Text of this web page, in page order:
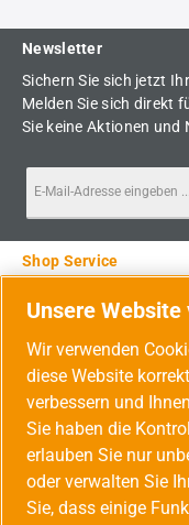
Newsletter
Sichern Sie sich jetzt
Melden Sie sich direkt
Sie keine Aktionen und
Service-Hotline
Shop Service
Rechtliche Hinweise
Unsere Vorteile
Versandarten
Zahlungsarten
Adresse
Unsere
Wir verwenden
diese Website
verbessern und
Sie haben die
erlauben Sie nur
oder verwalten Sie
Sie, dass einige